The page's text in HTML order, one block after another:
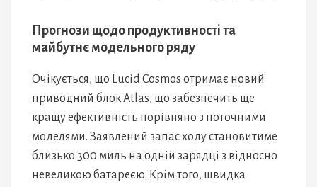
Прогнози щодо продуктивності та
майбутнє модельного ряду
Очікується, що Lucid Cosmos отримає новий
приводний блок Atlas, що забезпечить ще
кращу ефективність порівняно з поточними
моделями. Заявлений запас ходу становитиме
близько 300 миль на одній зарядці з відносно
невеликою батареєю. Крім того, швидка